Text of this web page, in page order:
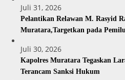
Juli 31, 2026
Pelantikan Relawan M. Rasyid
Muratara,Targetkan pada
Juli 30, 2026
Kapolres Muratara Tegaskan
Terancam Sanksi Hukum